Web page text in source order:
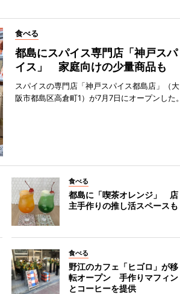
食べる
都島にスパイス専門店「神戸スパ
イス」 家庭向けの少量商品も
スパイスの専門店「神戸スパイス都島店」（大
阪市都島区高倉町1）が7月7日にオープンした。
食べる
都島に「喫茶オレンジ」 店
主手作りの推し活スペースも
食べる
野江のカフェ「ヒゴロ」が移
転オープン 手作りマフィン
とコーヒーを提供